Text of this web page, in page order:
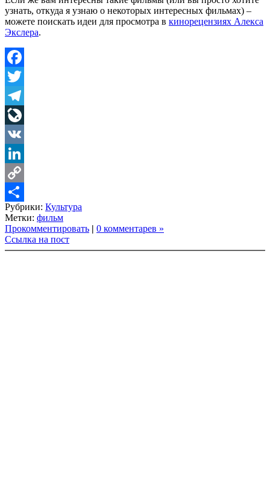
узнать, откуда я узнаю о некоторых интересных фильмах) –
можете поискать идеи для просмотра в кинорецензиях Алекса
Экслера.
Facebook
Twitter
Telegram
LiveJournal
VK
LinkedIn
Copy
Link
Share
Рубрики: Культура
Метки: фильм
Прокомментировать | 0 комментарев »
Ссылка на пост